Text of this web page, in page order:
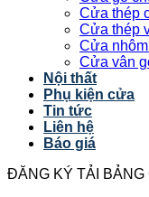
Cửa thép
Cửa thép
Cửa
Cửa vân
Nội thất
Phụ kiện cửa
Tin tức
Liên hệ
Báo giá
ĐĂNG KÝ TẢI BẢNG